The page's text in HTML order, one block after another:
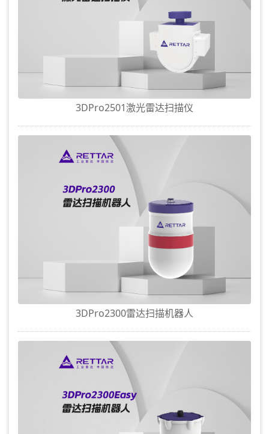
3DPro2501激光雷达扫描仪
3DPro2300雷达扫描机器人